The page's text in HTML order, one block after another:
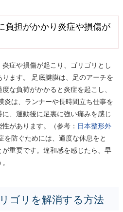
負担がかかり炎症や損傷が
症や損傷が起こり、ゴリゴリとし
ます。 足底腱膜は、足のアーチを
な負荷がかかると炎症を起こし、
炎は、ランナーや長時間立ち仕事を
、運動後に足裏に強い痛みを感じ
があります。（参考： 日本整形外
を防ぐためには、適度な休息をと
重要です。違和感を感じたら、早
ゴリを解消する方法